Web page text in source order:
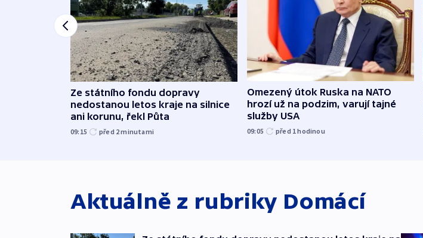
Ze státního fondu dopravy
nedostanou letos kraje na silnice
ani korunu, řekl Půta
09:15 před 2minutami
Omezený útok Ruska na NATO
hrozí už na podzim, varují tajné
služby USA
09:05 před 1hodinou
Aktuálně z rubriky Domácí